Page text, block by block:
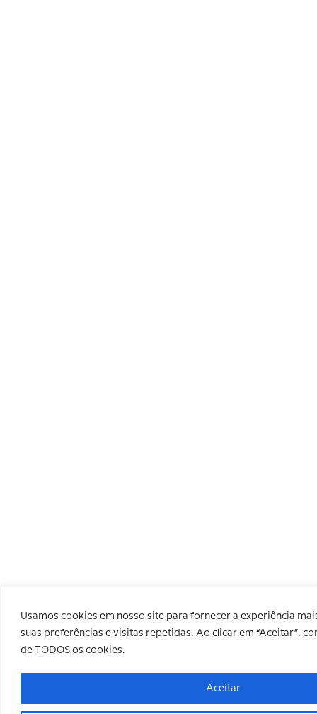
Usamos cookies em nosso site para fornecer a experiência
suas preferências e visitas repetidas. Ao clicar em “Aceitar”,
de TODOS os cookies.
Aceitar